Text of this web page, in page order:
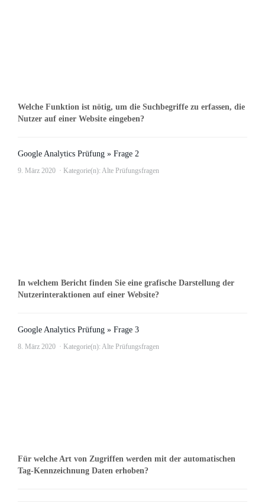
Welche Funktion ist nötig, um die Suchbegriffe zu erfassen, die
Nutzer auf einer Website eingeben?
Google Analytics Prüfung » Frage 2
9. März 2020 Kategorie(n): Alte Prüfungsfragen
In welchem Bericht finden Sie eine grafische Darstellung der
Nutzerinteraktionen auf einer Website?
Google Analytics Prüfung » Frage 3
8. März 2020 Kategorie(n): Alte Prüfungsfragen
Für welche Art von Zugriffen werden mit der automatischen
Tag-Kennzeichnung Daten erhoben?